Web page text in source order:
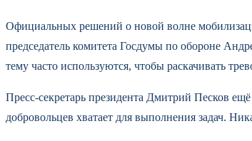
Официальных решений о новой волне
председатель комитета Госдумы по обороне
тему часто используются, чтобы раскачивать
Пресс-секретарь президента Дмитрий Песков
добровольцев хватает для выполнения задач.